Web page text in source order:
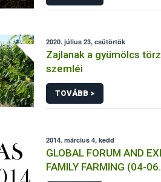
2020. július 23, csütörtök
Zajlanak a gyümölcs
szemléi
TOVÁBB >
2014. március 4, kedd
GLOBAL FORUM AND
FAMILY FARMING (04-